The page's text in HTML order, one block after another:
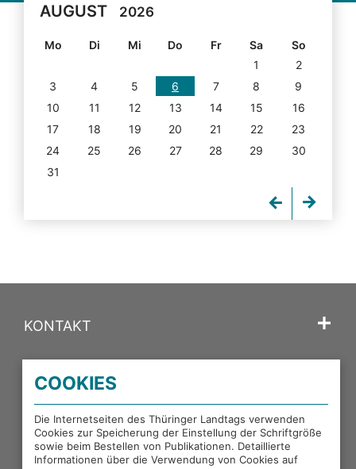
AUGUST 2026
Mo Di Mi Do Fr Sa
So
1
2
3
4 5 6 7 8
9
10
11 12 13 14 15
16
17
18 19 20 21 22
23
24
25 26 27 28 29
30
31
KONTAKT
PORTALE DES THÜRINGER LANDTAGS
EXTERNE LINKS
COOKIES
Die Internetseiten des Thüringer Landtags verwenden
Cookies zur Speicherung der Einstellung der Schriftgröße
sowie beim Bestellen von Publikationen. Detaillierte
Informationen über die Verwendung von Cookies auf